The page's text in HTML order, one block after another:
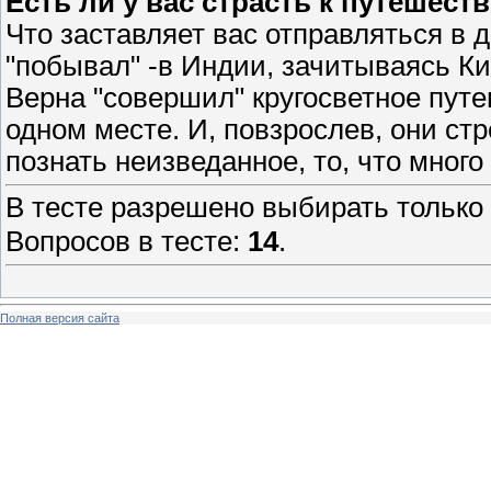
Что заставляет вас отправляться
"побывал" -в Индии, зачитываясь
Верна "совершил" кругосветное
одном месте. И, повзрослев, они
познать неизведанное, то, что
В тесте разрешено выбирать только
Вопросов в тесте: 14.
Полная версия сайта